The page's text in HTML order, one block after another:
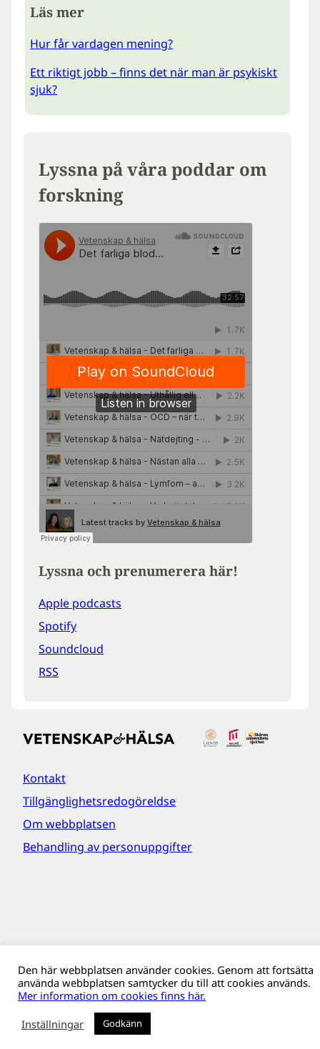
Läs mer
Hur får vardagen mening?
Ett riktigt jobb – finns det när man är psykiskt
sjuk?
Lyssna på våra poddar om
forskning
Lyssna och prenumerera här!
Apple podcasts
Spotify
Soundcloud
RSS
Kontakt
Tillgänglighetsredogöreldse
Om webbplatsen
Behandling av personuppgifter
Den här webbplatsen använder cookies. Genom att fortsätta
använda webbplatsen samtycker du till att cookies används.
Mer information om cookies finns här.
Inställningar
Godkänn